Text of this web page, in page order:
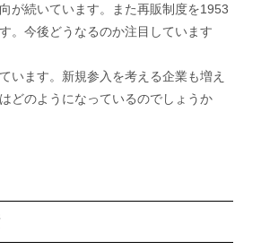
が続いています。また再販制度を1953
。今後どうなるのか注目しています
います。新規参入を考える企業も増え
どのようになっているのでしょうか